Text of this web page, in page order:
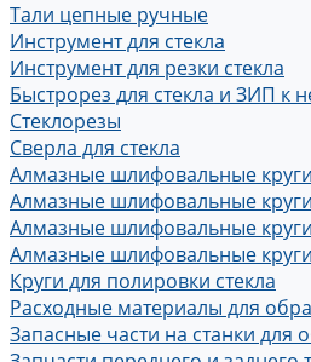
Тали цепные ручные
Инструмент для стекла
Инструмент для резки стекла
Быстрорез для стекла и ЗИП к
Стеклорезы
Сверла для стекла
Алмазные шлифовальные круги
Алмазные шлифовальные
Алмазные шлифовальные
Алмазные шлифовальные
Круги для полировки стекла
Расходные материалы для
Запасные части на станки для